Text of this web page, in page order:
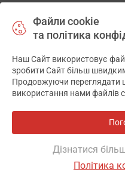
ПЕРЕД ЗАСТОСУВАННЯМ
ТОВ «АПТЕКА
Відмова від
© 2014-2026. Медична
Файли cookie
та політика
Наш Сайт використовує
зробити Сайт більш
Продовжуючи переглядати
використання нами файлів
Дізнатися
Політика